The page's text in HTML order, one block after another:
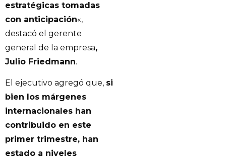
estratégicas tomadas
con anticipación«,
destacó el gerente
general de la empresa,
Julio Friedmann.
El ejecutivo agregó que, si
bien los márgenes
internacionales han
contribuido en este
primer trimestre, han
estado a niveles